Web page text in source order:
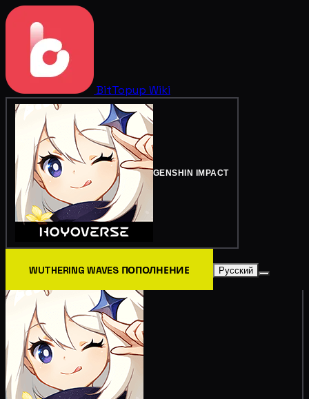
BitTopup Wiki
GENSHIN IMPACT
WUTHERING WAVES ПОПОЛНЕНИЕ Русский